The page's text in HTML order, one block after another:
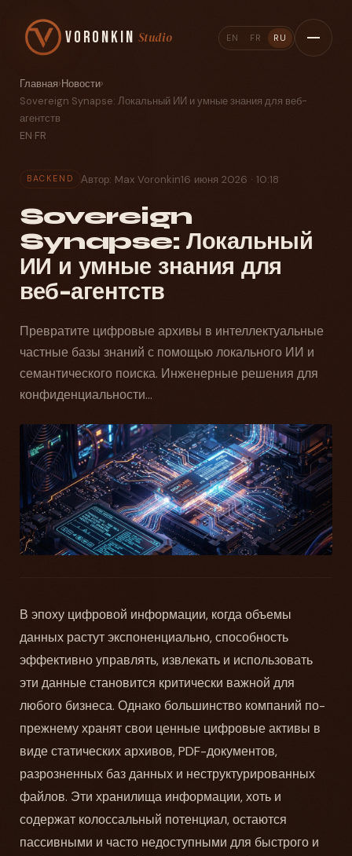
Voronkin Studio EN FR RU
Главная›Новости›
Sovereign Synapse: Локальный ИИ и умные знания для веб-
агентств
EN·FR
BACKEND Автор: Max Voronkin16 июня 2026 · 10:18
Sovereign
Synapse: Локальный
ИИ и умные знания для
веб-агентств
Превратите цифровые архивы в интеллектуальные
частные базы знаний с помощью локального ИИ и
семантического поиска. Инженерные решения для
конфиденциальности...
В эпоху цифровой информации, когда объемы
данных растут экспоненциально, способность
эффективно управлять, извлекать и использовать
эти данные становится критически важной для
любого бизнеса. Однако большинство компаний по-
прежнему хранят свои ценные цифровые активы в
виде статических архивов, PDF-документов,
разрозненных баз данных и неструктурированных
файлов. Эти хранилища информации, хоть и
содержат колоссальный потенциал, остаются
пассивными и часто недоступными для быстрого и